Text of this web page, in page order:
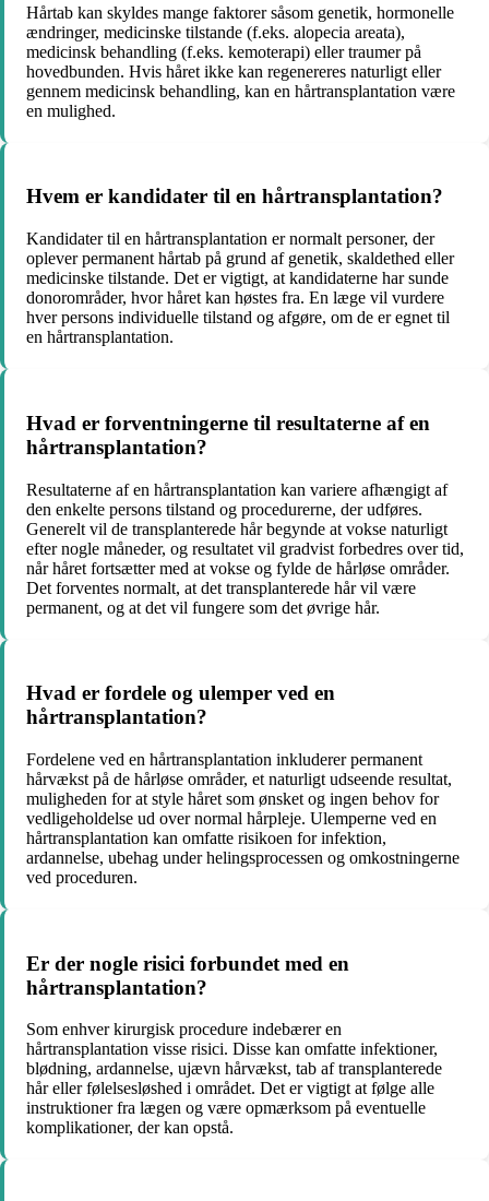
Hårtab kan skyldes mange faktorer såsom genetik, hormonelle
ændringer, medicinske tilstande (f.eks. alopecia areata),
medicinsk behandling (f.eks. kemoterapi) eller traumer på
hovedbunden. Hvis håret ikke kan regenereres naturligt eller
gennem medicinsk behandling, kan en hårtransplantation være
en mulighed.
Hvem er kandidater til en hårtransplantation?
Kandidater til en hårtransplantation er normalt personer, der
oplever permanent hårtab på grund af genetik, skaldethed eller
medicinske tilstande. Det er vigtigt, at kandidaterne har sunde
donorområder, hvor håret kan høstes fra. En læge vil vurdere
hver persons individuelle tilstand og afgøre, om de er egnet til
en hårtransplantation.
Hvad er forventningerne til resultaterne af en
hårtransplantation?
Resultaterne af en hårtransplantation kan variere afhængigt af
den enkelte persons tilstand og procedurerne, der udføres.
Generelt vil de transplanterede hår begynde at vokse naturligt
efter nogle måneder, og resultatet vil gradvist forbedres over tid,
når håret fortsætter med at vokse og fylde de hårløse områder.
Det forventes normalt, at det transplanterede hår vil være
permanent, og at det vil fungere som det øvrige hår.
Hvad er fordele og ulemper ved en
hårtransplantation?
Fordelene ved en hårtransplantation inkluderer permanent
hårvækst på de hårløse områder, et naturligt udseende resultat,
muligheden for at style håret som ønsket og ingen behov for
vedligeholdelse ud over normal hårpleje. Ulemperne ved en
hårtransplantation kan omfatte risikoen for infektion,
ardannelse, ubehag under helingsprocessen og omkostningerne
ved proceduren.
Er der nogle risici forbundet med en
hårtransplantation?
Som enhver kirurgisk procedure indebærer en
hårtransplantation visse risici. Disse kan omfatte infektioner,
blødning, ardannelse, ujævn hårvækst, tab af transplanterede
hår eller følelsesløshed i området. Det er vigtigt at følge alle
instruktioner fra lægen og være opmærksom på eventuelle
komplikationer, der kan opstå.